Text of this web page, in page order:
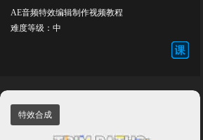
AE音频特效编辑制作视频教程
难度等级：中
特效合成